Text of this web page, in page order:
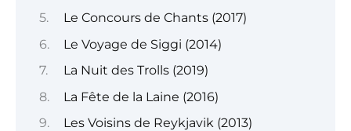
Le Concours de Chants (2017)
Le Voyage de Siggi (2014)
La Nuit des Trolls (2019)
La Fête de la Laine (2016)
Les Voisins de Reykjavik (2013)